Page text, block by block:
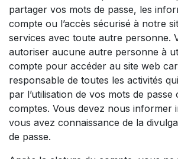
partager vos mots de passe, les
compte ou l’accès sécurisé à notre
services avec toute autre personne.
autoriser aucune autre personne à
compte pour accéder au site web
responsable de toutes les activités
par l’utilisation de vos mots de passe
comptes. Vous devez nous informer
vous avez connaissance de la
de passe.